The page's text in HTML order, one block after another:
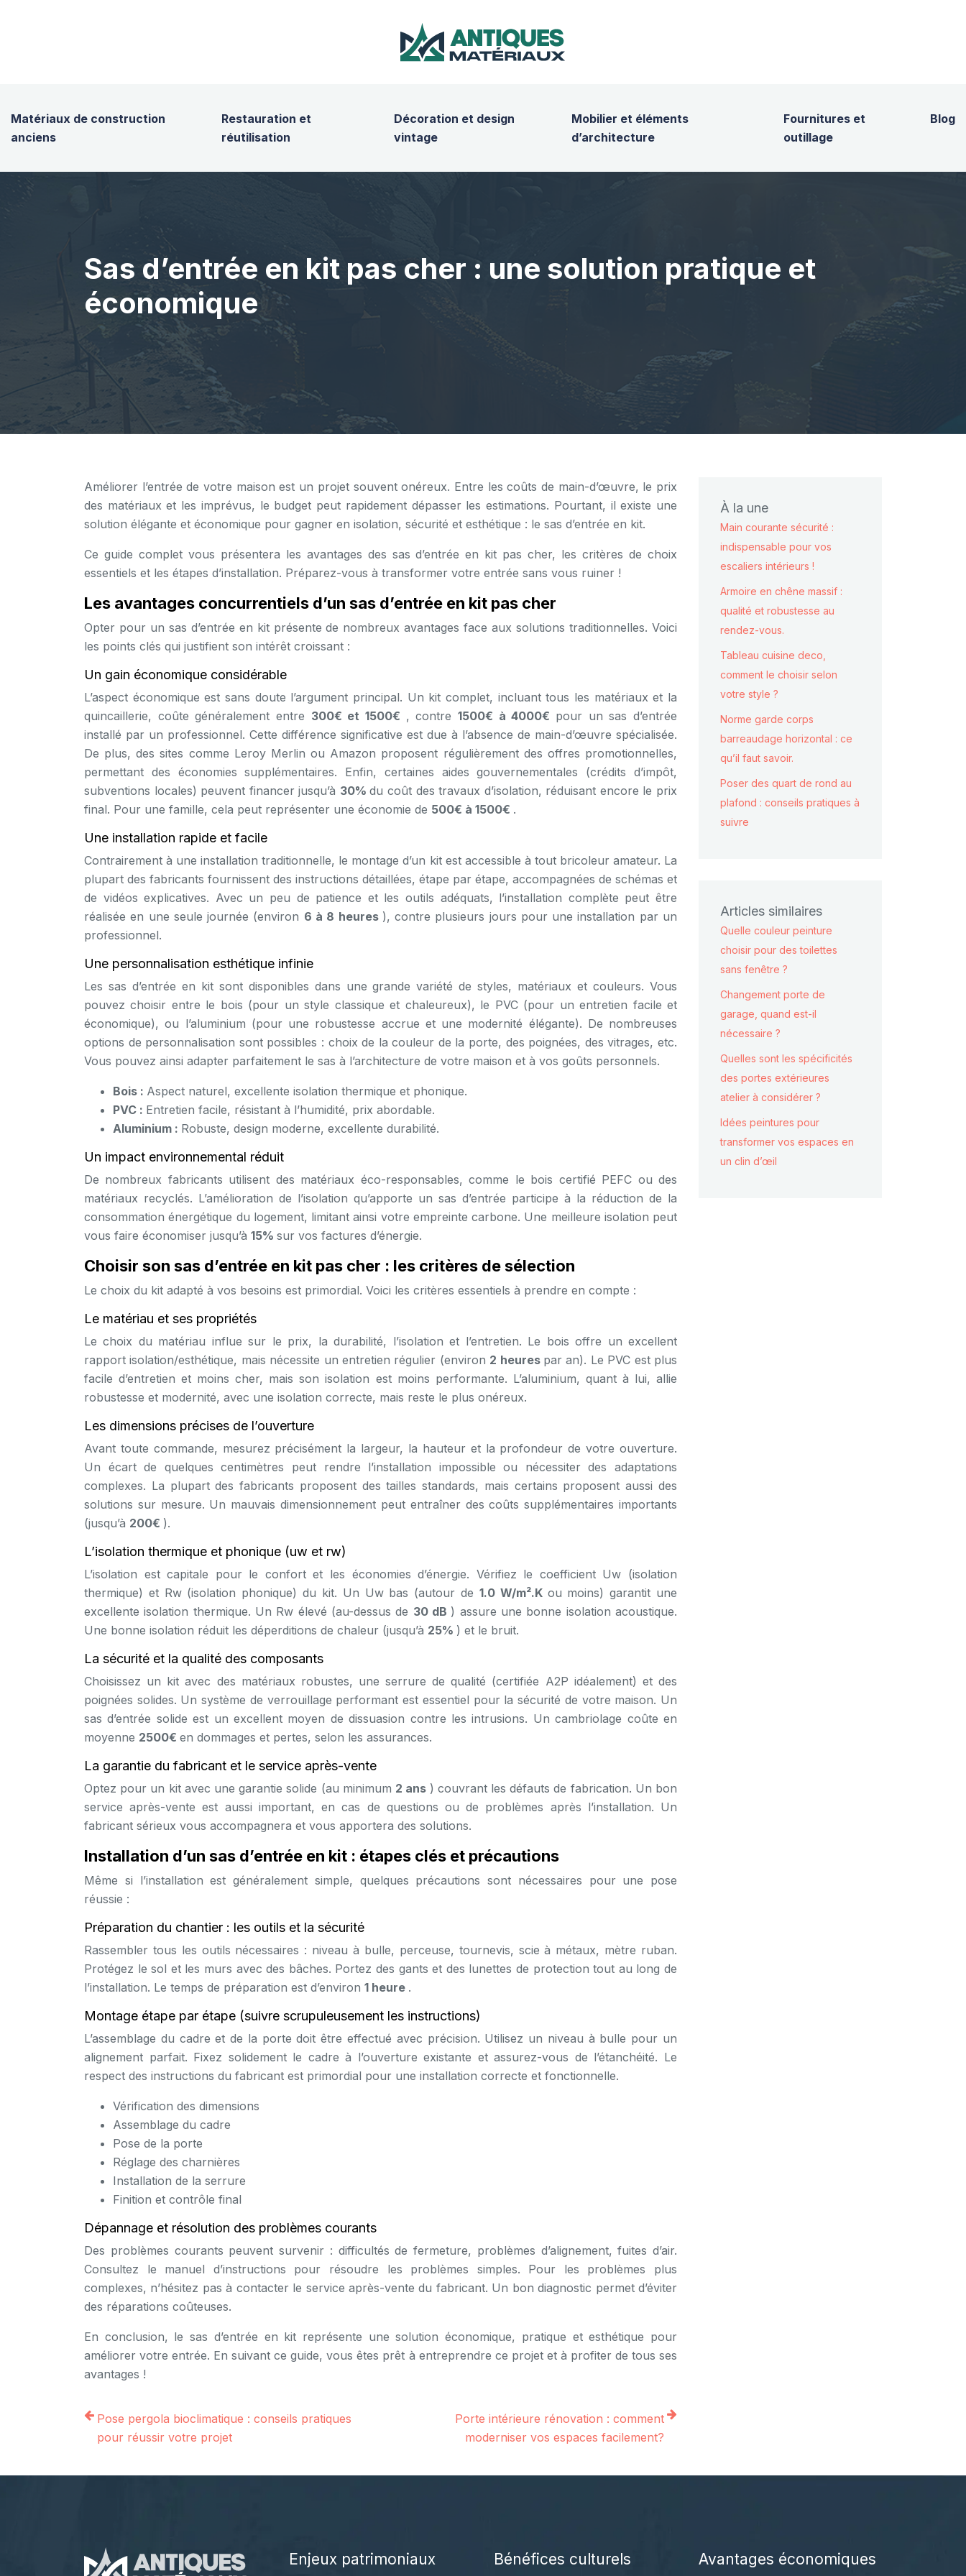
Matériaux de construction
anciens
Restauration et
réutilisation
Décoration et design
vintage
Mobilier et éléments
d’architecture
Fournitures et
outillage
Blog
Sas d’entrée en kit pas cher : une solution pratique et
économique
Améliorer l’entrée de votre maison est un projet souvent onéreux. Entre les coûts de main-d’œuvre, le prix
des matériaux et les imprévus, le budget peut rapidement dépasser les estimations. Pourtant, il existe une
solution élégante et économique pour gagner en isolation, sécurité et esthétique : le sas d’entrée en kit.
Ce guide complet vous présentera les avantages des sas d’entrée en kit pas cher, les critères de choix
essentiels et les étapes d’installation. Préparez-vous à transformer votre entrée sans vous ruiner !
Les avantages concurrentiels d’un sas d’entrée en kit pas cher
Opter pour un sas d’entrée en kit présente de nombreux avantages face aux solutions traditionnelles. Voici
les points clés qui justifient son intérêt croissant :
Un gain économique considérable
L’aspect économique est sans doute l’argument principal. Un kit complet, incluant tous les matériaux et la
quincaillerie, coûte généralement entre 300€ et 1500€ , contre1500€ à 4000€ pour un sas d’entrée
installé par un professionnel. Cette différence significative est due à l’absence de main-d’œuvre spécialisée.
De plus, des sites comme Leroy Merlin ou Amazon proposent régulièrement des offres promotionnelles,
permettant des économies supplémentaires. Enfin, certaines aides gouvernementales (crédits d’impôt,
subventions locales) peuvent financer jusqu’à 30%du coût des travaux d’isolation, réduisant encore le prix
final. Pour une famille, cela peut représenter une économie de 500€ à 1500€ .
Une installation rapide et facile
Contrairement à une installation traditionnelle, le montage d’un kit est accessible à tout bricoleur amateur. La
plupart des fabricants fournissent des instructions détaillées, étape par étape, accompagnées de schémas et
de vidéos explicatives. Avec un peu de patience et les outils adéquats, l’installation complète peut être
réalisée en une seule journée (environ 6 à 8 heures ), contre plusieurs jours pour une installation par un
professionnel.
Une personnalisation esthétique infinie
Les sas d’entrée en kit sont disponibles dans une grande variété de styles, matériaux et couleurs. Vous
pouvez choisir entre le bois (pour un style classique et chaleureux), le PVC (pour un entretien facile et
économique), ou l’aluminium (pour une robustesse accrue et une modernité élégante). De nombreuses
options de personnalisation sont possibles : choix de la couleur de la porte, des poignées, des vitrages, etc.
Vous pouvez ainsi adapter parfaitement le sas à l’architecture de votre maison et à vos goûts personnels.
Bois : Aspect naturel, excellente isolation thermique et phonique.
PVC : Entretien facile, résistant à l’humidité, prix abordable.
Aluminium : Robuste, design moderne, excellente durabilité.
Un impact environnemental réduit
De nombreux fabricants utilisent des matériaux éco-responsables, comme le bois certifié PEFC ou des
matériaux recyclés. L’amélioration de l’isolation qu’apporte un sas d’entrée participe à la réduction de la
consommation énergétique du logement, limitant ainsi votre empreinte carbone. Une meilleure isolation peut
vous faire économiser jusqu’à 15% sur vos factures d’énergie.
Choisir son sas d’entrée en kit pas cher : les critères de sélection
Le choix du kit adapté à vos besoins est primordial. Voici les critères essentiels à prendre en compte :
Le matériau et ses propriétés
Le choix du matériau influe sur le prix, la durabilité, l’isolation et l’entretien. Le bois offre un excellent
rapport isolation/esthétique, mais nécessite un entretien régulier (environ 2 heures par an). Le PVC est plus
facile d’entretien et moins cher, mais son isolation est moins performante. L’aluminium, quant à lui, allie
robustesse et modernité, avec une isolation correcte, mais reste le plus onéreux.
Les dimensions précises de l’ouverture
Avant toute commande, mesurez précisément la largeur, la hauteur et la profondeur de votre ouverture.
Un écart de quelques centimètres peut rendre l’installation impossible ou nécessiter des adaptations
complexes. La plupart des fabricants proposent des tailles standards, mais certains proposent aussi des
solutions sur mesure. Un mauvais dimensionnement peut entraîner des coûts supplémentaires importants
(jusqu’à 200€ ).
L’isolation thermique et phonique (uw et rw)
L’isolation est capitale pour le confort et les économies d’énergie. Vérifiez le coefficient Uw (isolation
thermique) et Rw (isolation phonique) du kit. Un Uw bas (autour de 1.0 W/m².K ou moins) garantit une
excellente isolation thermique. Un Rw élevé (au-dessus de 30 dB ) assure une bonne isolation acoustique.
Une bonne isolation réduit les déperditions de chaleur (jusqu’à 25% ) et le bruit.
La sécurité et la qualité des composants
Choisissez un kit avec des matériaux robustes, une serrure de qualité (certifiée A2P idéalement) et des
poignées solides. Un système de verrouillage performant est essentiel pour la sécurité de votre maison. Un
sas d’entrée solide est un excellent moyen de dissuasion contre les intrusions. Un cambriolage coûte en
moyenne 2500€ en dommages et pertes, selon les assurances.
La garantie du fabricant et le service après-vente
Optez pour un kit avec une garantie solide (au minimum 2 ans ) couvrant les défauts de fabrication. Un bon
service après-vente est aussi important, en cas de questions ou de problèmes après l’installation. Un
fabricant sérieux vous accompagnera et vous apportera des solutions.
Installation d’un sas d’entrée en kit : étapes clés et précautions
Même si l’installation est généralement simple, quelques précautions sont nécessaires pour une pose
réussie :
Préparation du chantier : les outils et la sécurité
Rassembler tous les outils nécessaires : niveau à bulle, perceuse, tournevis, scie à métaux, mètre ruban.
Protégez le sol et les murs avec des bâches. Portez des gants et des lunettes de protection tout au long de
l’installation. Le temps de préparation est d’environ 1 heure .
Montage étape par étape (suivre scrupuleusement les instructions)
L’assemblage du cadre et de la porte doit être effectué avec précision. Utilisez un niveau à bulle pour un
alignement parfait. Fixez solidement le cadre à l’ouverture existante et assurez-vous de l’étanchéité. Le
respect des instructions du fabricant est primordial pour une installation correcte et fonctionnelle.
Vérification des dimensions
Assemblage du cadre
Pose de la porte
Réglage des charnières
Installation de la serrure
Finition et contrôle final
Dépannage et résolution des problèmes courants
Des problèmes courants peuvent survenir : difficultés de fermeture, problèmes d’alignement, fuites d’air.
Consultez le manuel d’instructions pour résoudre les problèmes simples. Pour les problèmes plus
complexes, n’hésitez pas à contacter le service après-vente du fabricant. Un bon diagnostic permet d’éviter
des réparations coûteuses.
En conclusion, le sas d’entrée en kit représente une solution économique, pratique et esthétique pour
améliorer votre entrée. En suivant ce guide, vous êtes prêt à entreprendre ce projet et à profiter de tous ses
avantages !
Pose pergola bioclimatique : conseils pratiques
pour réussir votre projet
Porte intérieure rénovation : comment
moderniser vos espaces facilement?
À la une
Main courante sécurité :
indispensable pour vos
escaliers intérieurs !
Armoire en chêne massif :
qualité et robustesse au
rendez-vous.
Tableau cuisine deco,
comment le choisir selon
votre style ?
Norme garde corps
barreaudage horizontal : ce
qu’il faut savoir.
Poser des quart de rond au
plafond : conseils pratiques à
suivre
Articles similaires
Quelle couleur peinture
choisir pour des toilettes
sans fenêtre ?
Changement porte de
garage, quand est-il
nécessaire ?
Quelles sont les spécificités
des portes extérieures
atelier à considérer ?
Idées peintures pour
transformer vos espaces en
un clin d’œil
Enjeux patrimoniaux Bénéfices culturels Avantages économiques